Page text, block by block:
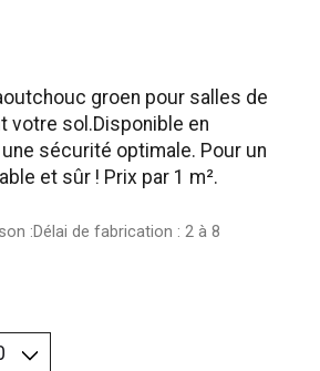
groen pour salles de
votre sol.Disponible en
sécurité optimale. Pour un
et sûr ! Prix par 1 m².
:Délai de fabrication : 2 à 8